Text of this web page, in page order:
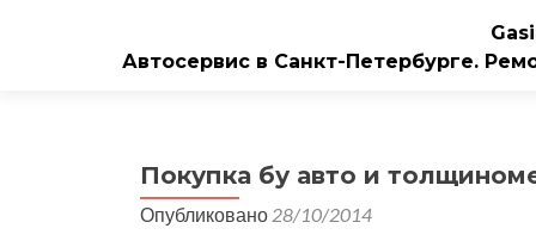
Автосервис в Санкт-Петербурге.
Покупка бу авто и
Опубликовано 28/10/2014